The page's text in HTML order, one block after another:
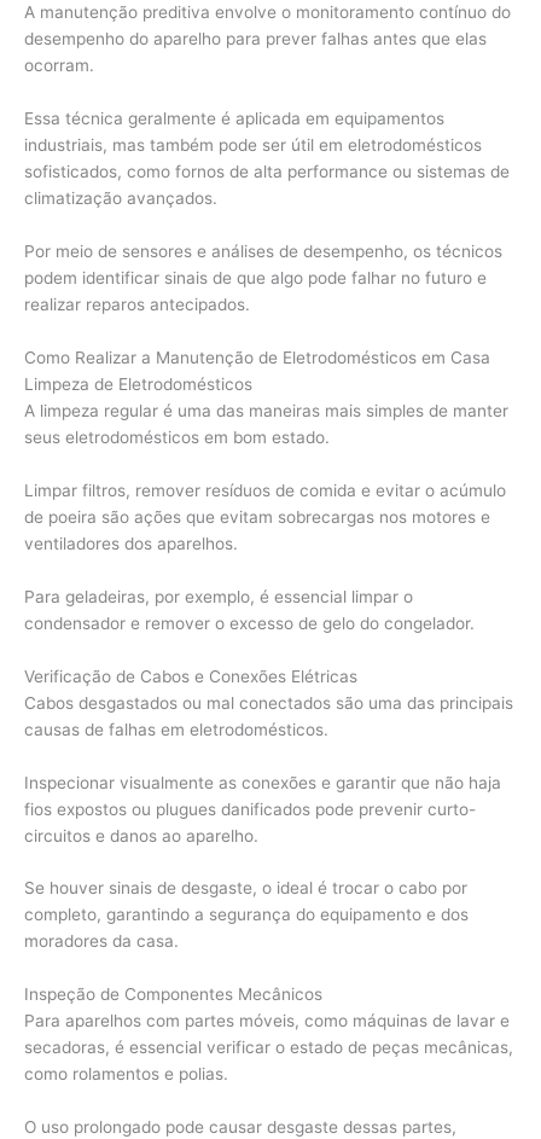
A manutenção preditiva envolve o monitoramento contínuo do
desempenho do aparelho para prever falhas antes que elas
ocorram.
Essa técnica geralmente é aplicada em equipamentos
industriais, mas também pode ser útil em eletrodomésticos
sofisticados, como fornos de alta performance ou sistemas de
climatização avançados.
Por meio de sensores e análises de desempenho, os técnicos
podem identificar sinais de que algo pode falhar no futuro e
realizar reparos antecipados.
Como Realizar a Manutenção de Eletrodomésticos em Casa
Limpeza de Eletrodomésticos
A limpeza regular é uma das maneiras mais simples de manter
seus eletrodomésticos em bom estado.
Limpar filtros, remover resíduos de comida e evitar o acúmulo
de poeira são ações que evitam sobrecargas nos motores e
ventiladores dos aparelhos.
Para geladeiras, por exemplo, é essencial limpar o
condensador e remover o excesso de gelo do congelador.
Verificação de Cabos e Conexões Elétricas
Cabos desgastados ou mal conectados são uma das principais
causas de falhas em eletrodomésticos.
Inspecionar visualmente as conexões e garantir que não haja
fios expostos ou plugues danificados pode prevenir curto-
circuitos e danos ao aparelho.
Se houver sinais de desgaste, o ideal é trocar o cabo por
completo, garantindo a segurança do equipamento e dos
moradores da casa.
Inspeção de Componentes Mecânicos
Para aparelhos com partes móveis, como máquinas de lavar e
secadoras, é essencial verificar o estado de peças mecânicas,
como rolamentos e polias.
O uso prolongado pode causar desgaste dessas partes,